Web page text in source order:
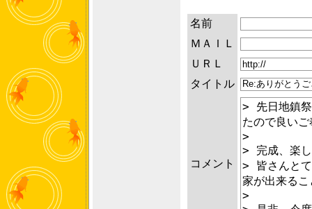
名前
ＭＡＩＬ
ＵＲＬ
タイトル
コメント